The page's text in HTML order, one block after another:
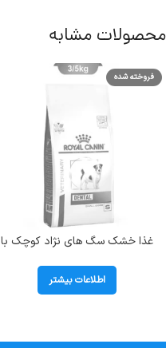
محصولات مشابه
فروخته شده
غذا خشک سگ های نژاد کوچک با
کیلوگرم
اطلاعات بیشتر